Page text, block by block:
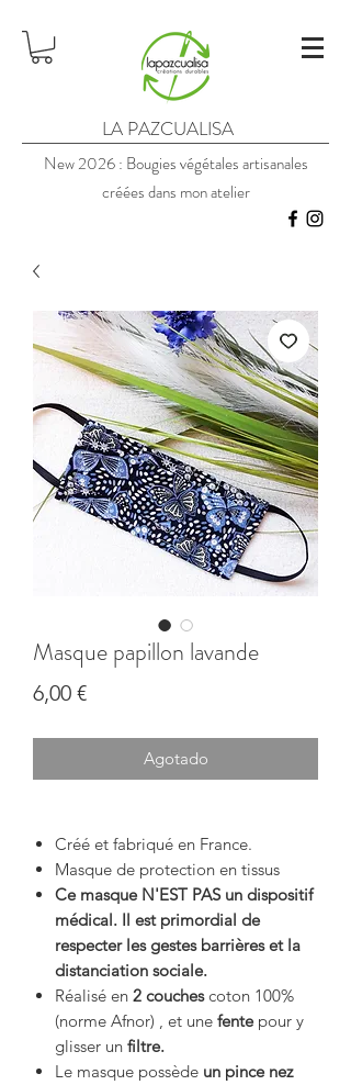
LA PAZCUALISA
New 2026 : Bougies végétales artisanales
créées dans mon atelier
Masque papillon lavande
6,00 €Precio
Agotado
Créé et fabriqué en France.
Masque de protection en tissus
Ce masque N'EST PAS un dispositif
médical. Il est primordial de
respecter les gestes barrières et la
distanciation sociale.
Réalisé en 2 couchescoton 100%
(norme Afnor) , et une fentepour y
glisser un filtre.
Le masque possède un pince nez